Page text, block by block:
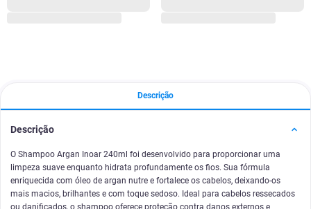
Descrição
Descrição
O Shampoo Argan Inoar 240ml foi desenvolvido para proporcionar uma
limpeza suave enquanto hidrata profundamente os fios. Sua fórmula
enriquecida com óleo de argan nutre e fortalece os cabelos, deixando-os
mais macios, brilhantes e com toque sedoso. Ideal para cabelos ressecados
ou danificados, o shampoo oferece proteção contra danos externos e